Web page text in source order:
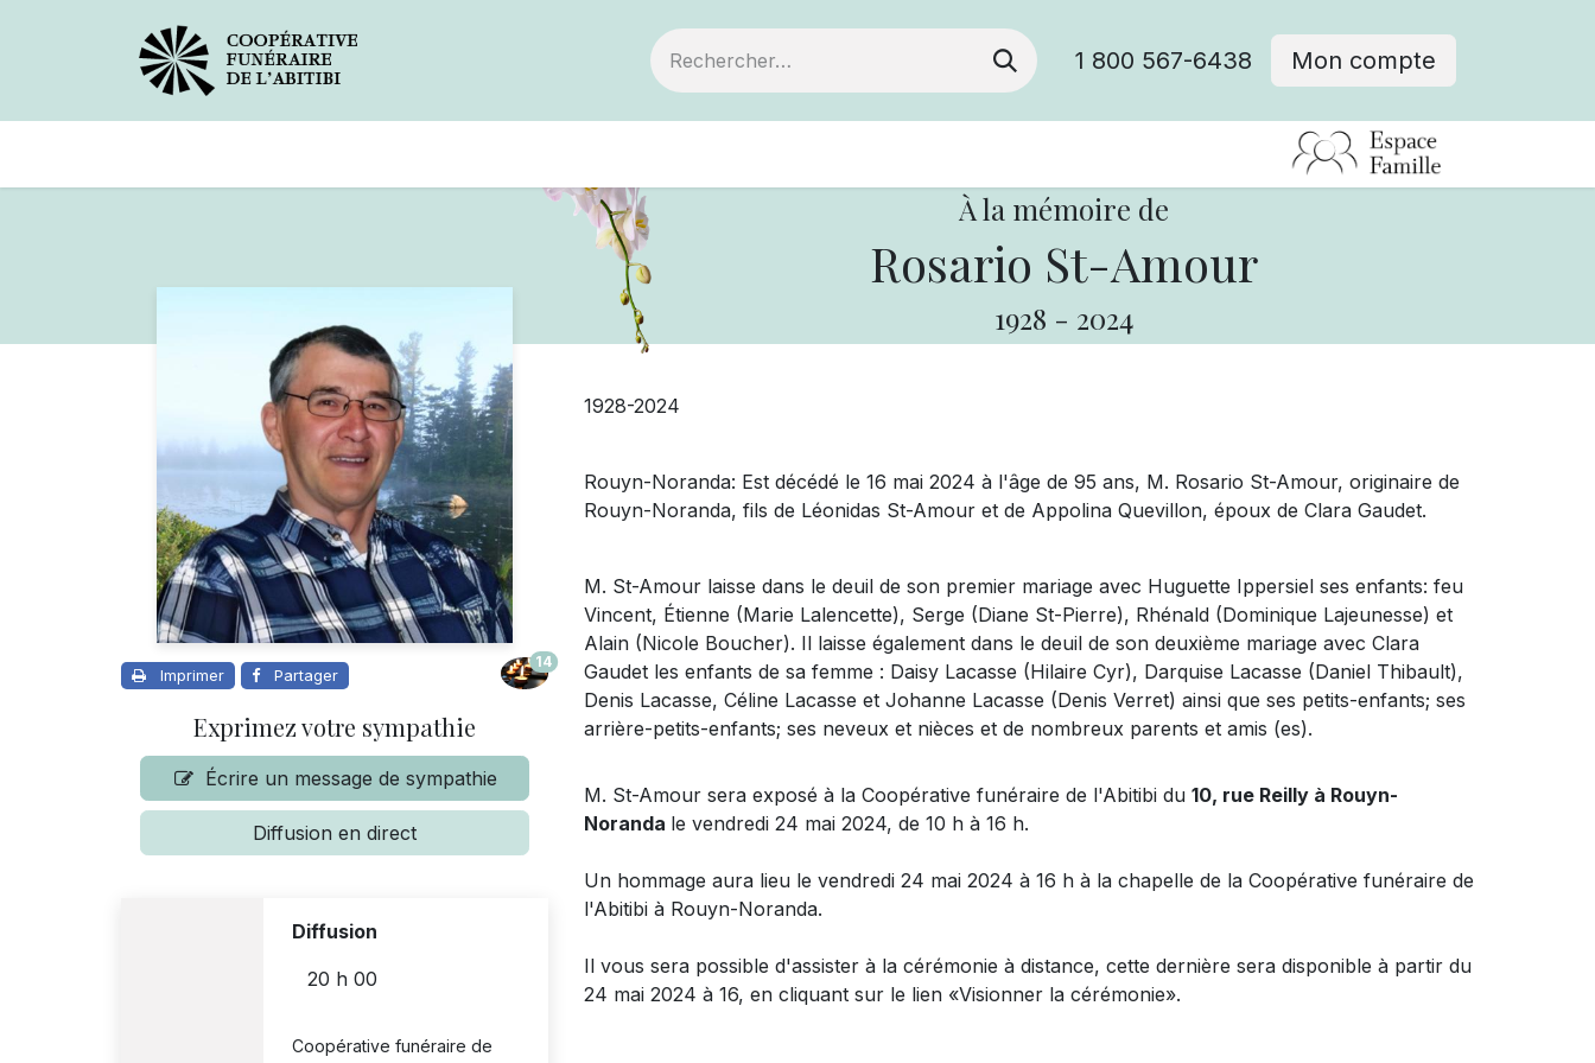
1 800 567-6438 Mon compte
À la mémoire de
Rosario St-Amour
1928 - 2024
Imprimer Partager
14
Exprimez votre sympathie
Écrire un message de sympathie
Diffusion en direct
Diffusion
20 h 00
Coopérative funéraire de
1928-2024
Rouyn-Noranda: Est décédé le 16 mai 2024 à l'âge de 95 ans, M. Rosario St-Amour, originaire de
Rouyn-Noranda, fils de Léonidas St-Amour et de Appolina Quevillon, époux de Clara Gaudet.
M. St-Amour laisse dans le deuil de son premier mariage avec Huguette Ippersiel ses enfants: feu
Vincent, Étienne (Marie Lalencette), Serge (Diane St-Pierre), Rhénald (Dominique Lajeunesse) et
Alain (Nicole Boucher). Il laisse également dans le deuil de son deuxième mariage avec Clara
Gaudet les enfants de sa femme : Daisy Lacasse (Hilaire Cyr), Darquise Lacasse (Daniel Thibault),
Denis Lacasse, Céline Lacasse et Johanne Lacasse (Denis Verret) ainsi que ses petits-enfants; ses
arrière-petits-enfants; ses neveux et nièces et de nombreux parents et amis (es).
M. St-Amour sera exposé à la Coopérative funéraire de l'Abitibi du 10, rue Reilly à Rouyn-
Noranda le vendredi 24 mai 2024, de 10 h à 16 h.
Un hommage aura lieu le vendredi 24 mai 2024 à 16 h à la chapelle de la Coopérative funéraire de
l'Abitibi à Rouyn-Noranda.
Il vous sera possible d'assister à la cérémonie à distance, cette dernière sera disponible à partir du
24 mai 2024 à 16, en cliquant sur le lien «Visionner la cérémonie».